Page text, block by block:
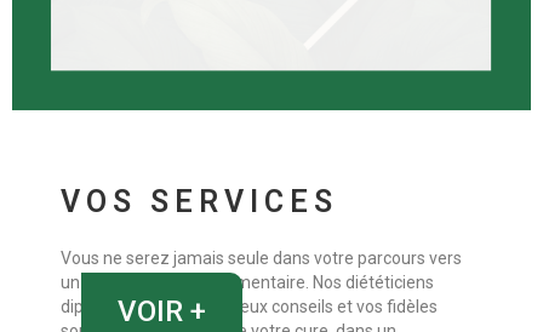
VOS SERVICES
Vous ne serez jamais seule dans votre parcours vers
un meilleur équilibre alimentaire. Nos diététiciens
diplômés sont vos précieux conseils et vos fidèles
VOIR +